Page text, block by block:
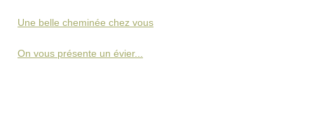
Une belle cheminée chez vous
On vous présente un évier...